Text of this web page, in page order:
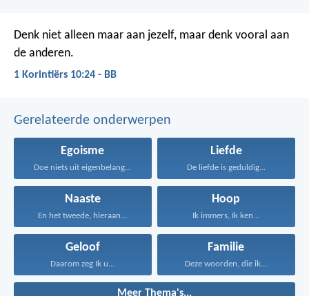
Denk niet alleen maar aan jezelf, maar denk vooral aan
de anderen.
1 Korintiërs 10:24 - BB
Gerelateerde onderwerpen
Egoisme
Doe niets uit eigenbelang...
Liefde
De liefde is geduldig...
Naaste
En het tweede, hieraan...
Hoop
Ik immers, Ik ken...
Geloof
Daarom zeg Ik u...
Familie
Deze woorden, die ik...
Meer Thema's...